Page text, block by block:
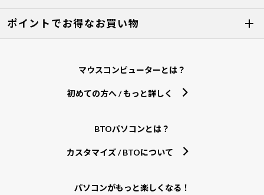
ポイントでお得なお買い物
マウスコンピューターとは？
初めての方へ / もっと詳しく
BTOパソコンとは？
カスタマイズ / BTOについて
パソコンがもっと楽しくなる！